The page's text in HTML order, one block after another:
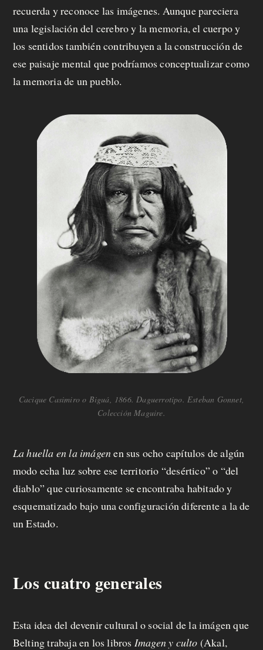
recuerda y reconoce las imágenes. Aunque pareciera
una legislación del cerebro y la memoria, el cuerpo y
los sentidos también contribuyen a la construcción de
ese paisaje mental que podríamos conceptualizar como
la memoria de un pueblo.
Cacique Casimiro o Biguá, 1866. Daguerrotipo. Esteban Gonnet,
Colección Maguire.
La huella en la imágenen sus ocho capítulos de algún
modo echa luz sobre ese territorio “desértico” o “del
diablo” que curiosamente se encontraba habitado y
esquematizado bajo una configuración diferente a la de
un Estado.
Los cuatro generales
Esta idea del devenir cultural o social de la imágen que
Belting trabaja en los libros Imagen y culto (Akal,